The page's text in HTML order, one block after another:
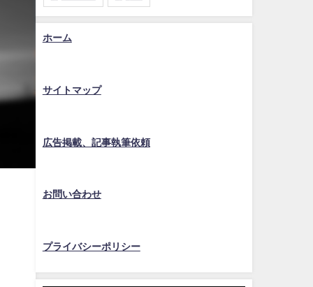
ホーム
サイトマップ
広告掲載、記事執筆依頼
お問い合わせ
プライバシーポリシー